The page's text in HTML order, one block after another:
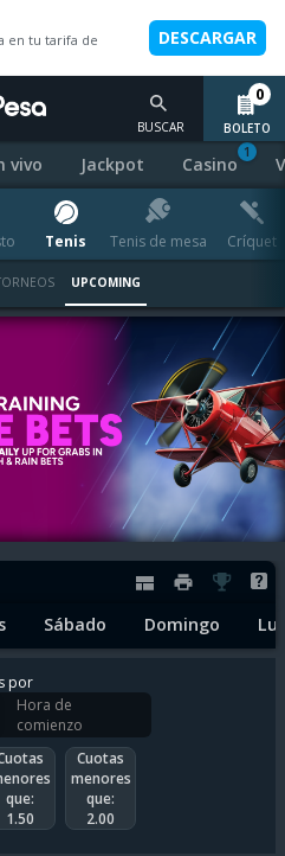
en tu tarifa de
DESCARGAR
BUSCAR BOLETO
0
vivo Jackpot Casino
1
Tenis Tenis de mesa Críquet
UPCOMING
Sábado Domingo
por
Hora de
comienzo
que:
1.50
Cuotas
menores
que:
2.00